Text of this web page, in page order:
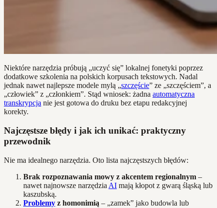
Niektóre narzędzia próbują „uczyć się” lokalnej fonetyki poprzez
dodatkowe szkolenia na polskich korpusach tekstowych. Nadal
jednak nawet najlepsze modele mylą „szczęście” ze „szczęściem”, a
„człowiek” z „członkiem”. Stąd wniosek: żadna automatyczna
transkrypcja nie jest gotowa do druku bez etapu redakcyjnej
korekty.
Najczęstsze błędy i jak ich unikać: praktyczny
przewodnik
Nie ma idealnego narzędzia. Oto lista najczęstszych błędów:
Brak rozpoznawania mowy z akcentem regionalnym –
nawet najnowsze narzędzia AI mają kłopot z gwarą śląską lub
kaszubską.
Problemy z homonimią – „zamek” jako budowla lub